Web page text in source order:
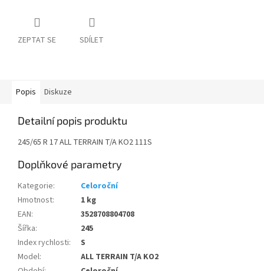
ZEPTAT SE SDÍLET
Popis Diskuze
Detailní popis produktu
245/65 R 17 ALL TERRAIN T/A KO2 111S
Doplňkové parametry
Kategorie:
Celoroční
Hmotnost:
1 kg
EAN:
3528708804708
Šířka:
245
Index rychlosti:
S
Model:
ALL TERRAIN T/A KO2